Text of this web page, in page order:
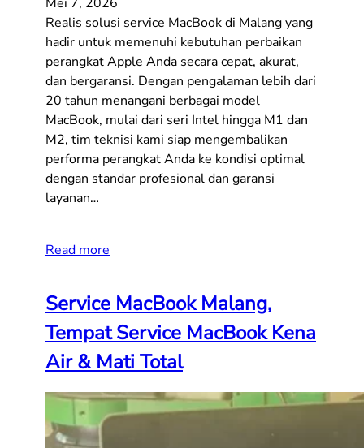
Realis solusi service MacBook di Malang yang
hadir untuk memenuhi kebutuhan perbaikan
perangkat Apple Anda secara cepat, akurat,
dan bergaransi. Dengan pengalaman lebih dari
20 tahun menangani berbagai model
MacBook, mulai dari seri Intel hingga M1 dan
M2, tim teknisi kami siap mengembalikan
performa perangkat Anda ke kondisi optimal
dengan standar profesional dan garansi
layanan…
Read more
Service MacBook Malang,
Tempat Service MacBook Kena
Air & Mati Total